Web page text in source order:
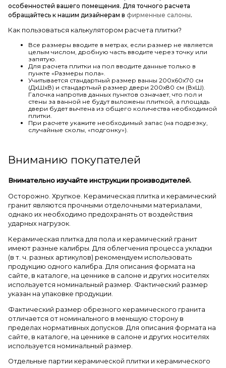
особенностей вашего помещения. Для точного расчета
обращайтесь к нашим дизайнерам в фирменные салоны.
Как пользоваться калькулятором расчета плитки?
Все размеры вводите в метрах, если размер не является
целым числом, дробную часть вводите через точку или
запятую.
Для расчета плитки на пол вводите данные только в
пункте «Размеры пола».
Учитывается стандартный размер ванны 200х60х70 см
(ДхШхВ) и стандартный размер двери 200х80 см (ВхШ).
Галочка напротив данных пунктов означает, что пол и
стены за ванной не будут выложены плиткой, а площадь
двери будет вычтена из общего количества необходимой
плитки.
При расчете укажите необходимый запас (на подрезку,
случайные сколы, «подгонку»).
Вниманию покупателей
Внимательно изучайте инструкции производителей.
Осторожно. Хрупкое. Керамическая плитка и керамический
гранит являются прочными отделочными материалами,
однако их необходимо предохранять от воздействия
ударных нагрузок.
Керамическая плитка для пола и керамический гранит
имеют разные калибры. Для облегчения процесса укладки
(в т. ч. разных артикулов) рекомендуем использовать
продукцию одного калибра. Для описания формата на
сайте, в каталоге, на ценнике в салоне и других носителях
используется номинальный размер. Фактический размер
указан на упаковке продукции.
Фактический размер обрезного керамического гранита
отличается от номинального в меньшую сторону в
пределах нормативных допусков. Для описания формата на
сайте, в каталоге, на ценнике в салоне и других носителях
используется номинальный размер.
Отдельные партии керамической плитки и керамического